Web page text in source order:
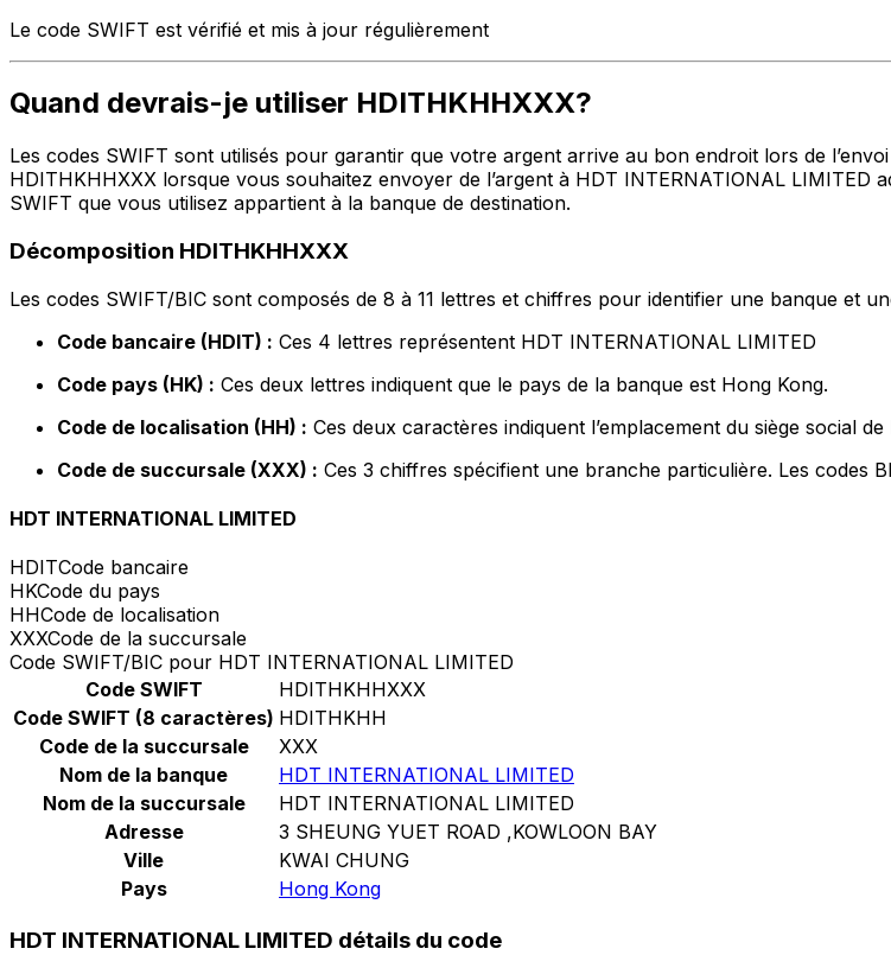
Le code SWIFT est vérifié et mis à jour régulièrement
Quand devrais-je utiliser HDITHKHHXXX?
Les codes SWIFT sont utilisés pour garantir que votre argent arrive au bon endroit lors de
HDITHKHHXXX lorsque vous souhaitez envoyer de l’argent à HDT INTERNATIONAL LIMITED
SWIFT que vous utilisez appartient à la banque de destination.
Décomposition HDITHKHHXXX
Les codes SWIFT/BIC sont composés de 8 à 11 lettres et chiffres pour identifier une banque et
Code bancaire (HDIT) : Ces 4 lettres représentent HDT INTERNATIONAL LIMITED
Code pays (HK) : Ces deux lettres indiquent que le pays de la banque est Hong Kong.
Code de localisation (HH) : Ces deux caractères indiquent l’emplacement du siège social de
Code de succursale (XXX) : Ces 3 chiffres spécifient une branche particulière. Les codes
HDT INTERNATIONAL LIMITED
HDITCode bancaire
HKCode du pays
HHCode de localisation
XXXCode de la succursale
Code SWIFT/BIC pour HDT INTERNATIONAL LIMITED
Code SWIFT
HDITHKHHXXX
Code SWIFT (8 caractères) HDITHKHH
Code de la succursale
XXX
Nom de la banque
HDT INTERNATIONAL LIMITED
Nom de la succursale
HDT INTERNATIONAL LIMITED
Adresse
3 SHEUNG YUET ROAD ,KOWLOON BAY
Ville
KWAI CHUNG
Pays
Hong Kong
HDT INTERNATIONAL LIMITED détails du code